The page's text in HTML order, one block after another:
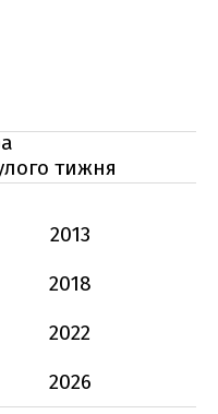
тижня
2013
2018
2022
2026